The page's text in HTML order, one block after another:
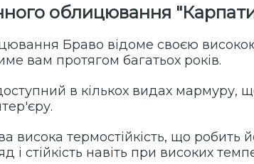
облицювання "
Браво відоме своєю
вам протягом багатьох років.
в кількох видах мармуру,
висока термостійкість, що
і стійкість навіть при високих